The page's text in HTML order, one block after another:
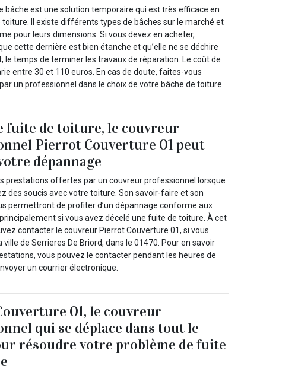
bâche est une solution temporaire qui est très efficace en
toiture. Il existe différents types de bâches sur le marché et
pour leurs dimensions. Si vous devez en acheter,
cette dernière est bien étanche et qu’elle ne se déchire
le temps de terminer les travaux de réparation. Le coût de
entre 30 et 110 euros. En cas de doute, faites-vous
un professionnel dans le choix de votre bâche de toiture.
fuite de toiture, le couvreur
Pierrot Couverture 01 peut
dépannage
prestations offertes par un couvreur professionnel lorsque
des soucis avec votre toiture. Son savoir-faire et son
permettront de profiter d’un dépannage conforme aux
principalement si vous avez décelé une fuite de toiture. À cet
contacter le couvreur Pierrot Couverture 01, si vous
ville de Serrieres De Briord, dans le 01470. Pour en savoir
vous pouvez le contacter pendant les heures de
un courrier électronique.
01, le couvreur
qui se déplace dans tout le
résoudre votre problème de fuite